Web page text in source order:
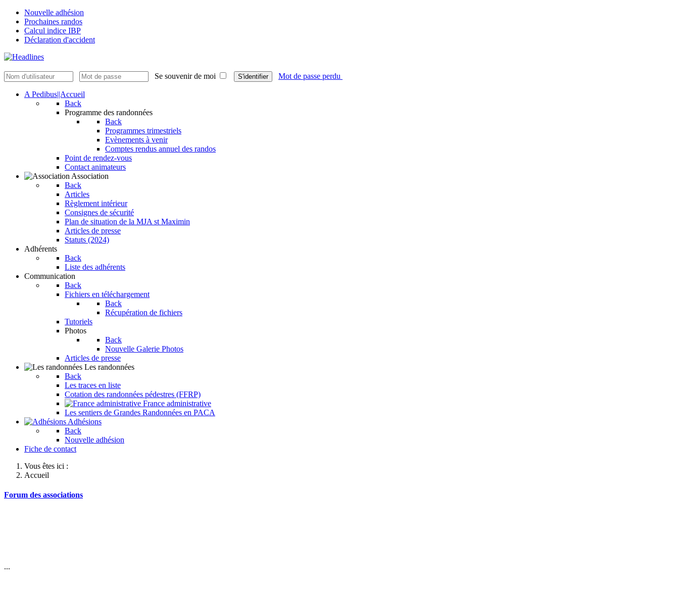
Nouvelle adhésion
Prochaines randos
Calcul indice IBP
Déclaration d'accident
Se souvenir de moi S'identifier Mot de passe perdu
A Pedibus||Accueil
Back
Programme des randonnées
Back
Programmes trimestriels
Evènements à venir
Comptes rendus annuel des randos
Point de rendez-vous
Contact animateurs
Association
Back
Articles
Règlement intérieur
Consignes de sécurité
Plan de situation de la MJA st Maximin
Articles de presse
Statuts (2024)
Adhérents
Back
Liste des adhérents
Communication
Back
Fichiers en téléchargement
Back
Récupération de fichiers
Tutoriels
Photos
Back
Nouvelle Galerie Photos
Articles de presse
Les randonnées
Back
Les traces en liste
Cotation des randonnées pédestres (FFRP)
France administrative
Les sentiers de Grandes Randonnées en PACA
Adhésions
Back
Nouvelle adhésion
Fiche de contact
Vous êtes ici :
Accueil
Forum des associations
...